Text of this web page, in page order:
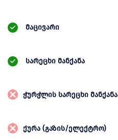
მაცივარი
სარეცხი მანქანა
ჭურჭლის სარეცხი მანქანა
ქურა (გაზის/ელექტრო)